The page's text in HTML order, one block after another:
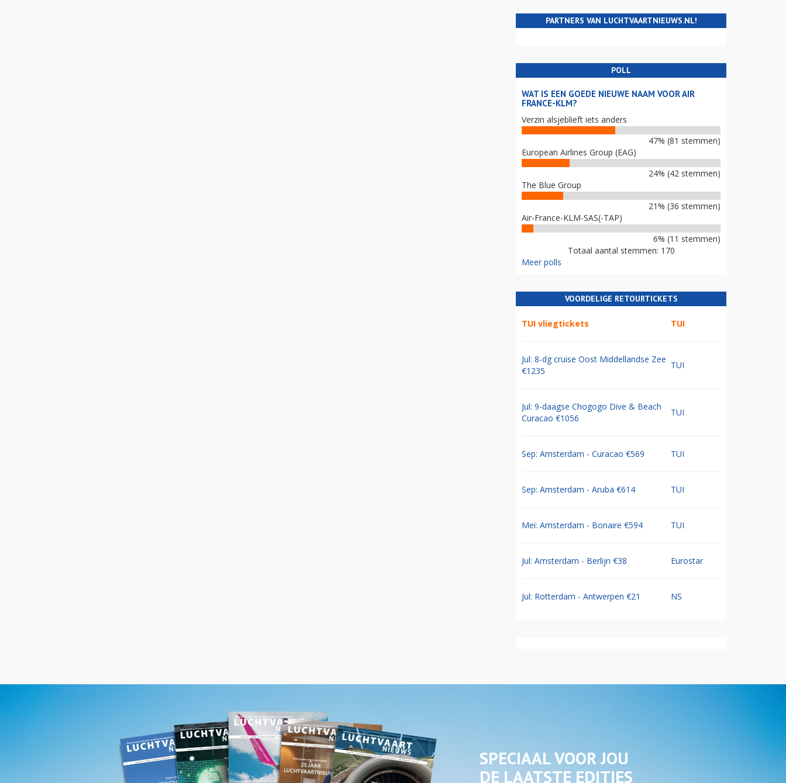
PARTNERS VAN LUCHTVAARTNIEUWS.NL!
POLL
WAT IS EEN GOEDE NIEUWE NAAM VOOR AIR
FRANCE-KLM?
Verzin alsjeblieft iets anders
47% (81 stemmen)
European Airlines Group (EAG)
24% (42 stemmen)
The Blue Group
21% (36 stemmen)
Air-France-KLM-SAS(-TAP)
6% (11 stemmen)
Totaal aantal stemmen: 170
Meer polls
VOORDELIGE RETOURTICKETS
TUI vliegtickets TUI
Jul: 8-dg cruise Oost Middellandse Zee
€1235
TUI
Jul: 9-daagse Chogogo Dive & Beach
Curacao €1056
TUI
Sep: Amsterdam - Curacao €569 TUI
Sep: Amsterdam - Aruba €614 TUI
Mei: Amsterdam - Bonaire €594 TUI
Jul: Amsterdam - Berlijn €38 Eurostar
Jul: Rotterdam - Antwerpen €21 NS
SPECIAAL VOOR JOU
DE LAATSTE EDITIES